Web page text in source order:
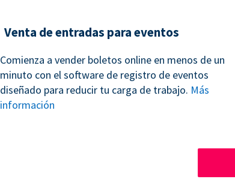
Venta de entradas para eventos
Comienza a vender boletos online en menos de un
minuto con el software de registro de eventos
diseñado para reducir tu carga de trabajo. Más
información